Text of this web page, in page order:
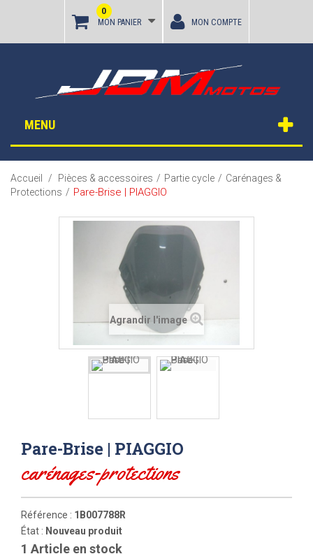
MON PANIER
0
MON COMPTE
MENU
Accueil / Pièces & accessoires / Partie cycle / Carénages &
Protections / Pare-Brise | PIAGGIO
Agrandir l'image
Pare-Brise | PIAGGIO
carénages-protections
Référence : 1B007788R
État : Nouveau produit
1 Article en stock